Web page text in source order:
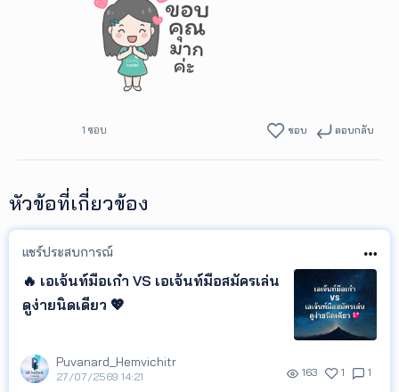
1 ชอบ ชอบ ตอบกลับ
หัวข้อที่เกี่ยวข้อง
แชร์ประสบการณ์
🔥 เอเจ้นท์มือเก๋า VS เอเจ้นท์มือสมัครเล่น
ดูง่ายนิดเดียว 💖
Puvanard_Hemvichitr
27/07/2569 14:21 163 1 1